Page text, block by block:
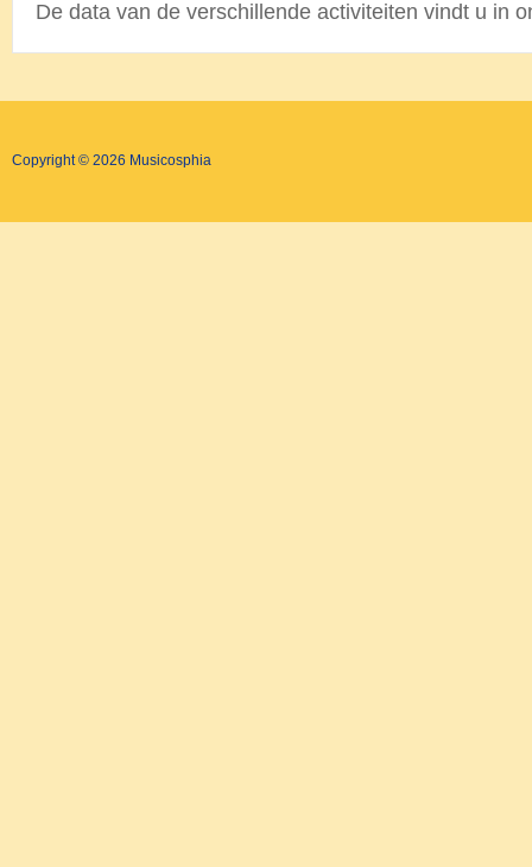
De data van de verschillende activiteiten vindt u in
Copyright © 2026 Musicosphia